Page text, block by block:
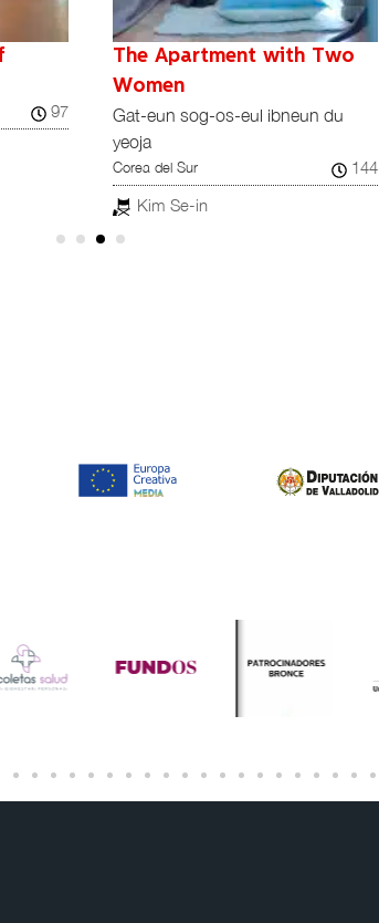
97
The Apartment with Two
Women
Gat-eun sog-os-eul ibneun du
yeoja
Corea del Sur
144
Kim Se-in